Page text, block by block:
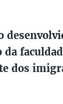
dos